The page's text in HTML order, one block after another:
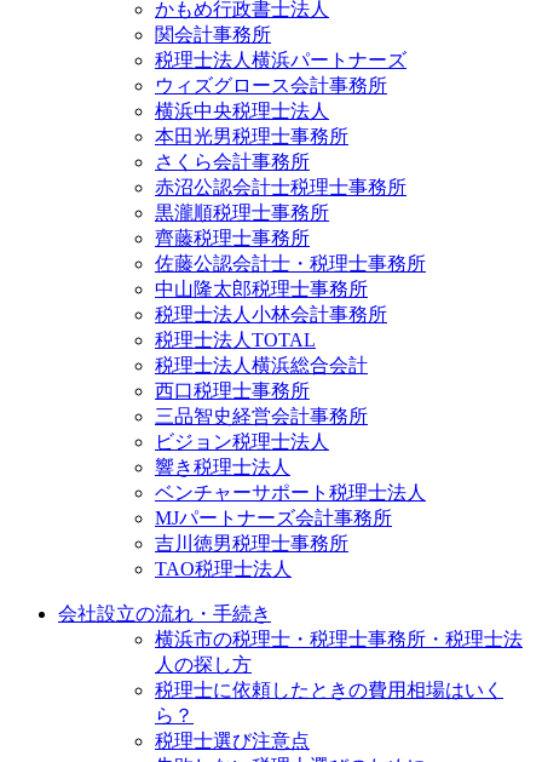
かもめ行政書士法人
関会計事務所
税理士法人横浜パートナーズ
ウィズグロース会計事務所
横浜中央税理士法人
本田光男税理士事務所
さくら会計事務所
赤沼公認会計士税理士事務所
黒瀧順税理士事務所
齊藤税理士事務所
佐藤公認会計士・税理士事務所
中山隆太郎税理士事務所
税理士法人小林会計事務所
税理士法人TOTAL
税理士法人横浜総合会計
西口税理士事務所
三品智史経営会計事務所
ビジョン税理士法人
響き税理士法人
ベンチャーサポート税理士法人
MJパートナーズ会計事務所
吉川徳男税理士事務所
TAO税理士法人
会社設立の流れ・手続き
横浜市の税理士・税理士事務所・税理士法
人の探し方
税理士に依頼したときの費用相場はいく
ら？
税理士選び注意点